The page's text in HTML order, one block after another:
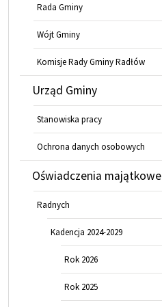
Rada Gminy
Wójt Gminy
Komisje Rady Gminy Radłów
Urząd Gminy
Stanowiska pracy
Ochrona danych osobowych
Oświadczenia majątkowe
Radnych
Kadencja 2024-2029
Rok 2026
Rok 2025